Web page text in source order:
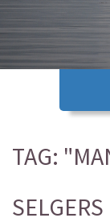
TAG: